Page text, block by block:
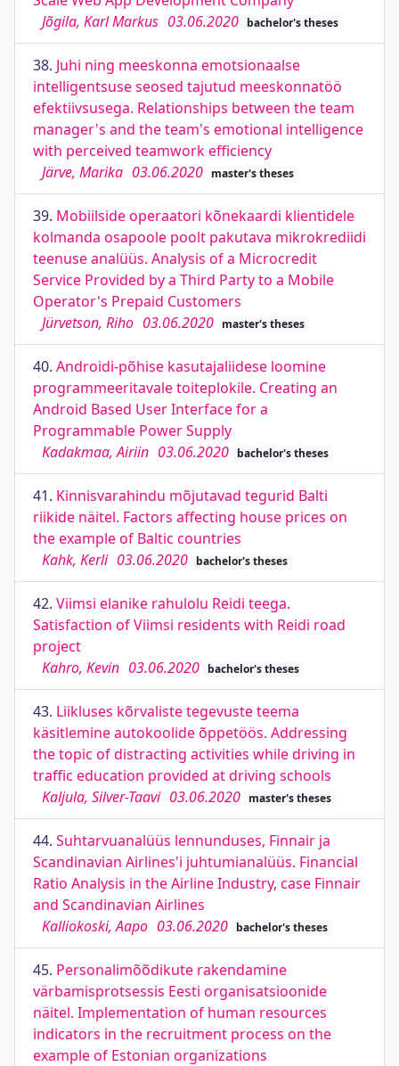
Jõgila, Karl Markus 03.06.2020 bachelor's theses
38. Juhi ning meeskonna emotsionaalse
intelligentsuse seosed tajutud meeskonnatöö
efektiivsusega. Relationships between the team
manager's and the team's emotional intelligence
with perceived teamwork efficiency
Järve, Marika 03.06.2020 master's theses
39. Mobiilside operaatori kõnekaardi klientidele
kolmanda osapoole poolt pakutava mikrokrediidi
teenuse analüüs. Analysis of a Microcredit
Service Provided by a Third Party to a Mobile
Operator's Prepaid Customers
Jürvetson, Riho 03.06.2020 master's theses
40. Androidi-põhise kasutajaliidese loomine
programmeeritavale toiteplokile. Creating an
Android Based User Interface for a
Programmable Power Supply
Kadakmaa, Airiin 03.06.2020 bachelor's theses
41. Kinnisvarahindu mõjutavad tegurid Balti
riikide näitel. Factors affecting house prices on
the example of Baltic countries
Kahk, Kerli 03.06.2020 bachelor's theses
42. Viimsi elanike rahulolu Reidi teega.
Satisfaction of Viimsi residents with Reidi road
project
Kahro, Kevin 03.06.2020 bachelor's theses
43. Liikluses kõrvaliste tegevuste teema
käsitlemine autokoolide õppetöös. Addressing
the topic of distracting activities while driving in
traffic education provided at driving schools
Kaljula, Silver-Taavi 03.06.2020 master's theses
44. Suhtarvuanalüüs lennunduses, Finnair ja
Scandinavian Airlines'i juhtumianalüüs. Financial
Ratio Analysis in the Airline Industry, case Finnair
and Scandinavian Airlines
Kalliokoski, Aapo 03.06.2020 bachelor's theses
45. Personalimõõdikute rakendamine
värbamisprotsessis Eesti organisatsioonide
näitel. Implementation of human resources
indicators in the recruitment process on the
example of Estonian organizations